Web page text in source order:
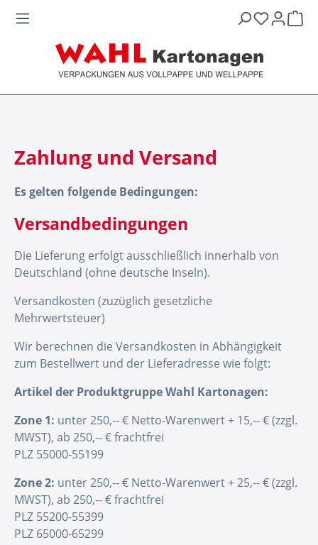
Zahlung und Versand
Es gelten folgende Bedingungen:
Versandbedingungen
Die Lieferung erfolgt ausschließlich innerhalb von
Deutschland (ohne deutsche Inseln).
Versandkosten (zuzüglich gesetzliche
Mehrwertsteuer)
Wir berechnen die Versandkosten in Abhängigkeit
zum Bestellwert und der Lieferadresse wie folgt:
Artikel der Produktgruppe Wahl Kartonagen:
Zone 1: unter 250,-- € Netto-Warenwert + 15,-- € (zzgl.
MWST), ab 250,-- € frachtfrei
PLZ 55000-55199
Zone 2: unter 250,-- € Netto-Warenwert + 25,-- € (zzgl.
MWST), ab 250,-- € frachtfrei
PLZ 55200-55399
PLZ 65000-65299